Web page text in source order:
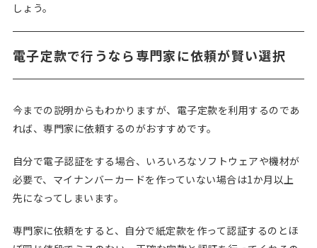
しょう。
電子定款で行うなら専門家に依頼が賢い選択
今までの説明からもわかりますが、電子定款を利用するのであ
れば、専門家に依頼するのがおすすめです。
自分で電子認証をする場合、いろいろなソフトウェアや機材が
必要で、マイナンバーカードを作っていない場合は1か月以上
先になってしまいます。
専門家に依頼をすると、自分で紙定款を作って認証するのとほ